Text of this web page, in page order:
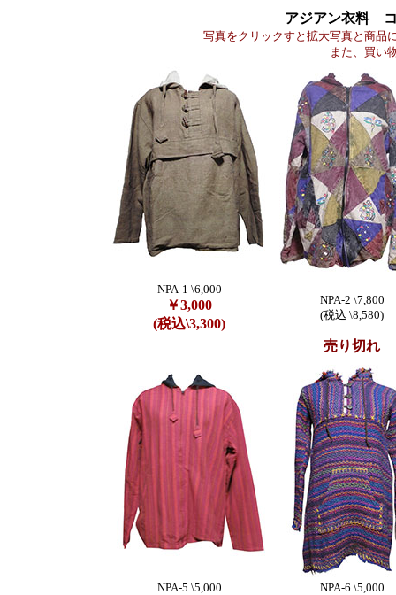
アジアン衣料
写真をクリックすと拡大写真と商品
また、買い
NPA-1\6,000
￥3,000
(税込\3,300)
NPA-2 \7,800
(税込 \8,580)
売り切れ
NPA-5 \5,000
NPA-6 \5,000